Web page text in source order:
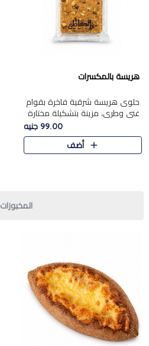
هريسة بالمكسرات
حلوى هريسة شرقية فاخرة بقوام
غني وطري، مزينة بتشكيلة مختارة
من المكسرات الفاخرة التي تضيف
قرمشة مميزة ونكهة غنية في كل
قطعة. تجمع بين المذاق..
99.00 جنيه
أضف
المخبوزات